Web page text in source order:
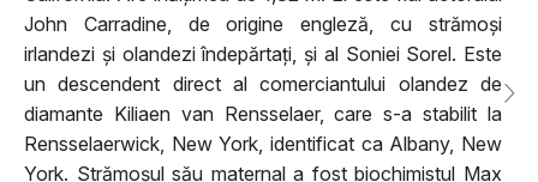
John Carradine, de origine engleză, cu strămoși
irlandezi și olandezi îndepărtați, și al Soniei Sorel. Este
un descendent direct al comerciantului olandez de
diamante Kiliaen van Rensselaer, care s-a stabilit la
Rensselaerwick, New York, identificat ca Albany, New
York. Strămoșul său maternal a fost biochimistul Max